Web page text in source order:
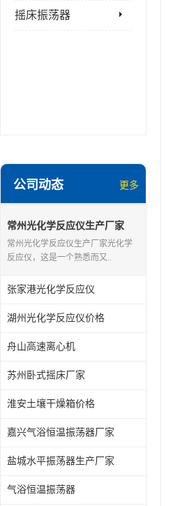
摇床振荡器
公司动态 更多
常州光化学反应仪生产厂家
常州光化学反应仪生产厂家光化学
反应仪，这是一个熟悉而又..
张家港光化学反应仪
湖州光化学反应仪价格
舟山高速离心机
苏州卧式摇床厂家
淮安土壤干燥箱价格
嘉兴气浴恒温振荡器厂家
盐城水平振荡器生产厂家
气浴恒温振荡器